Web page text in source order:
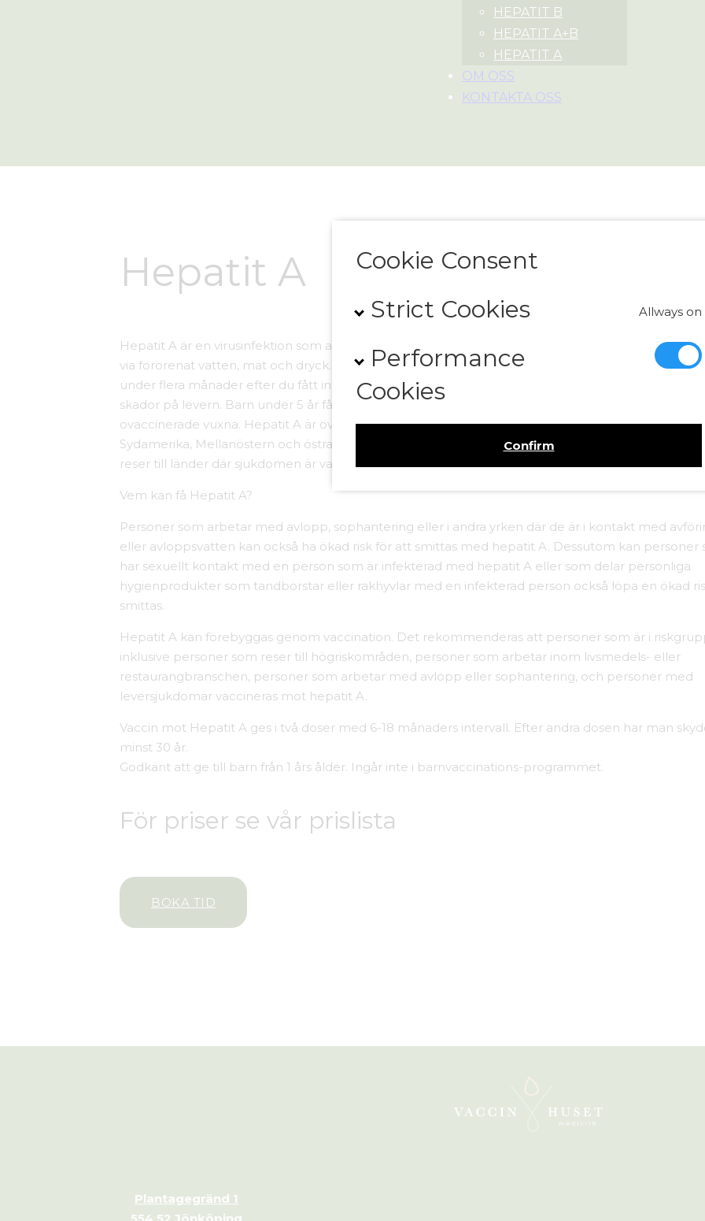
HEPATIT B
HEPATIT A+B
HEPATIT A
OM OSS
KONTAKTA OSS
Hepatit A
Hepatit A är en virusinfektion som angriper levern. Viruset utsöndras med avföringen och sprids
via förorenat vatten, mat och dryck. Sjukdomen går vanligtvis över av sig själv, men du kan vara trött
under flera månader efter du fått infektionen. I mycket sällsynta fall kan infektionen orsaka kroniska
skador på levern. Barn under 5 år får sällan symtom av sjukdomen men de kan kan smitta
ovaccinerade vuxna. Hepatit A är ovanlig i Sverige men vanligt i många länder i Afrika, Asien,
Sydamerika, Mellanöstern och östra Europa. Vaccin rekommenderas främst vid resor. Personer som
reser till länder där sjukdomen är vanligare löper större risk att smittas.
Vem kan få Hepatit A?
Personer som arbetar med avlopp, sophantering eller i andra yrken där de är i kontakt med
eller avloppsvatten kan också ha ökad risk för att smittas med hepatit A. Dessutom kan personer
har sexuellt kontakt med en person som är infekterad med hepatit A eller som delar personliga
hygienprodukter som tandborstar eller rakhyvlar med en infekterad person också löpa en ökad
smittas.
Hepatit A kan förebyggas genom vaccination. Det rekommenderas att personer som är i
inklusive personer som reser till högriskområden, personer som arbetar inom livsmedels- eller
restaurangbranschen, personer som arbetar med avlopp eller sophantering, och personer med
leversjukdomar vaccineras mot hepatit A.
Vaccin mot Hepatit A ges i två doser med 6-18 månaders intervall. Efter andra dosen har man
minst 30 år.
Godkänt att ge till barn från 1 års ålder. Ingår inte i barnvaccinations-programmet.
För priser se vår prislista
BOKA TID
Plantagegränd 1
Cookie Consent
Strict Cookies
Allways on
Performance
Cookies
Confirm